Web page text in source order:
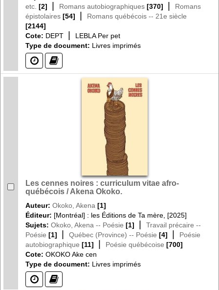
etc. [2] | Romans autobiographiques [370] |
Romans
épistolaires [54] |
Romans québécois -- 21e siècle
[2144]
Cote: DEPT |
LEBLA Per pet
Type de document: Livres imprimés
(?) (?)
Les cennes noires : curriculum vitae afro-
québécois / Akena Okoko.
Auteur: Okoko, Akena [1]
Éditeur: [Montréal] : les Éditions de Ta mère, [2025]
Sujets: Okoko, Akena -- Poésie [1] |
Travail précaire --
Poésie [1] | Québec (Province) -- Poésie [4] |
Poésie
autobiographique [11] | Poésie québécoise [700]
Cote: OKOKO Ake cen
Type de document: Livres imprimés
(?) (?)